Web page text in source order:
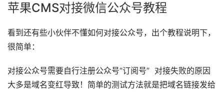
苹果CMS对接微信公众号教程
看到还有些小伙伴不懂如何对接公众号，出个教程说明下，
很简单：
对接公众号需要自行注册公众号“订阅号” 对接失败的原因
大多是域名变红导致！简单的测试方法就是把域名链接发给